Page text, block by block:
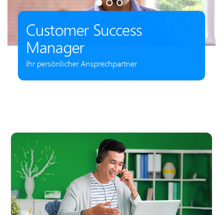
Customer Success
Manager
Ihr persönlicher Ansprechpartner